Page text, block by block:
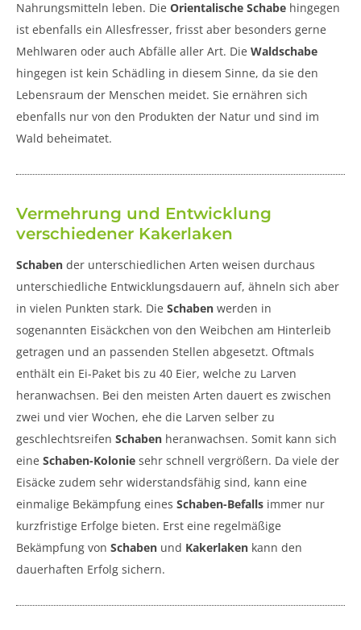
Nahrungsmitteln leben. Die Orientalische Schabe hingegen
ist ebenfalls ein Allesfresser, frisst aber besonders gerne
Mehlwaren oder auch Abfälle aller Art. Die Waldschabe
hingegen ist kein Schädling in diesem Sinne, da sie den
Lebensraum der Menschen meidet. Sie ernähren sich
ebenfalls nur von den Produkten der Natur und sind im
Wald beheimatet.
Vermehrung und Entwicklung
verschiedener Kakerlaken
Schaben der unterschiedlichen Arten weisen durchaus
unterschiedliche Entwicklungsdauern auf, ähneln sich aber
in vielen Punkten stark. Die Schaben werden in
sogenannten Eisäckchen von den Weibchen am Hinterleib
getragen und an passenden Stellen abgesetzt. Oftmals
enthält ein Ei-Paket bis zu 40 Eier, welche zu Larven
heranwachsen. Bei den meisten Arten dauert es zwischen
zwei und vier Wochen, ehe die Larven selber zu
geschlechtsreifen Schaben heranwachsen. Somit kann sich
eine Schaben-Kolonie sehr schnell vergrößern. Da viele der
Eisäcke zudem sehr widerstandsfähig sind, kann eine
einmalige Bekämpfung eines Schaben-Befalls immer nur
kurzfristige Erfolge bieten. Erst eine regelmäßige
Bekämpfung von Schaben und Kakerlaken kann den
dauerhaften Erfolg sichern.